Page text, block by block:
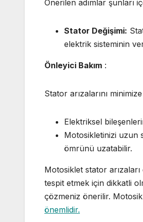
Önerilen adımlar şunları
Stator Değişimi:
elektrik sisteminin
Önleyici Bakım :
Stator arızalarını
Elektriksel
Motosikletinizi uzun
ömrünü uzatabilir.
Motosiklet stator
tespit etmek için dikkatli
çözmeniz önerilir.
önemlidir.